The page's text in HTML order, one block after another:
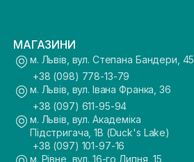
МАГАЗИНИ
м. Львів, вул. Степана Бандери, 45
+38 (098) 778-13-79
м. Львів, вул. Івана Франка, 36
+38 (097) 611-95-94
м. Львів, вул. Академіка
Підстригача, 1В (Duck's Lake)
+38 (097) 101-97-16
м. Рівне, вул. 16-го Липня, 15